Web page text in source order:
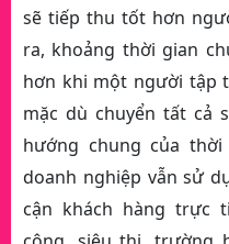
sẽ tiếp thu tốt hơn
ra, khoảng thời gian
hơn khi một người tập
mặc dù chuyển tất cả
hướng chung của
doanh nghiệp vẫn sử
cận khách hàng trực